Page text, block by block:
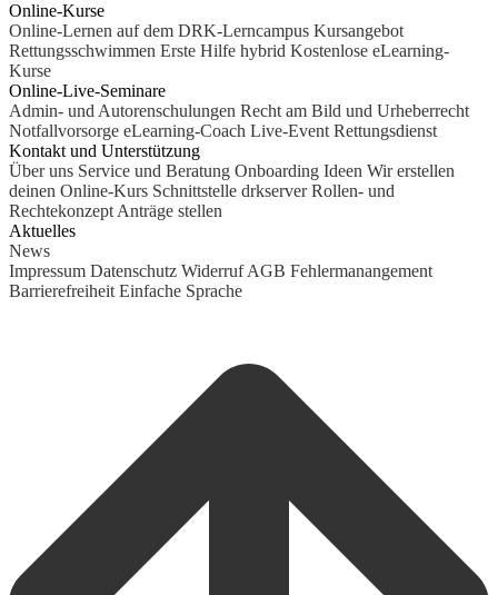
Online-Kurse
Online-Lernen auf dem DRK-Lerncampus Kursangebot
Rettungsschwimmen Erste Hilfe hybrid Kostenlose eLearning-
Kurse
Online-Live-Seminare
Admin- und Autorenschulungen Recht am Bild und Urheberrecht
Notfallvorsorge eLearning-Coach Live-Event Rettungsdienst
Kontakt und Unterstützung
Über uns Service und Beratung Onboarding Ideen Wir erstellen
deinen Online-Kurs Schnittstelle drkserver Rollen- und
Rechtekonzept Anträge stellen
Aktuelles
News
Impressum Datenschutz Widerruf AGB Fehlermanangement
Barrierefreiheit Einfache Sprache